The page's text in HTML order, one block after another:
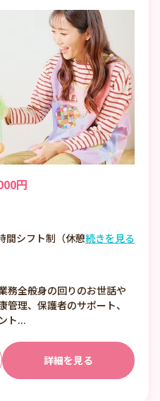
円
間シフト制（休憩
9:00～
続きを見る
務全般身の回りのお世話や
理、保護者のサポート、
ト...
詳細を見る